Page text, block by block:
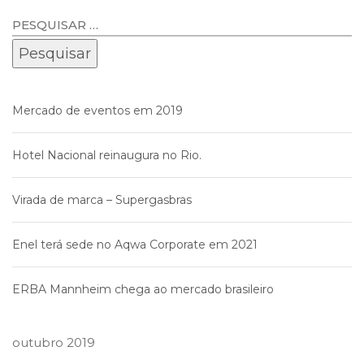
Mercado de eventos em 2019
Hotel Nacional reinaugura no Rio.
Virada de marca – Supergasbras
Enel terá sede no Aqwa Corporate em 2021
ERBA Mannheim chega ao mercado brasileiro
outubro 2019